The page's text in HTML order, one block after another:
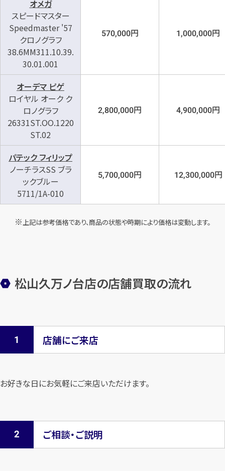
オメガ
スピードマスター
Speedmaster '57
クロノグラフ
38.6MM311.10.39.
30.01.001
570,000円 1,000,000円
オーデマ ピゲ
ロイヤル オーク ク
ロノグラフ
26331ST.OO.1220
ST.02
2,800,000円 4,900,000円
パテック フィリップ
ノーチラスSS ブラ
ックブルー
5711/1A-010
5,700,000円 12,300,000円
上記は参考価格であり、商品の状態や時期により価格は変動します。
松山久万ノ台店の店舗買取の流れ
店舗にご来店
お好きな日にお気軽にご来店いただけます。
ご相談・ご説明